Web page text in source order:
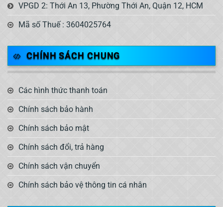
VPGD 2: Thới An 13, Phường Thới An, Quận 12, HCM
Mã số Thuế : 3604025764
CHÍNH SÁCH CHUNG
Các hình thức thanh toán
Chính sách bảo hành
Chính sách bảo mật
Chính sách đổi, trả hàng
Chính sách vận chuyển
Chính sách bảo vệ thông tin cá nhân